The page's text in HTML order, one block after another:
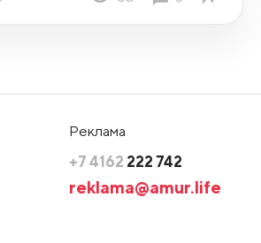
Реклама
+7 4162 222 742
reklama@amur.life